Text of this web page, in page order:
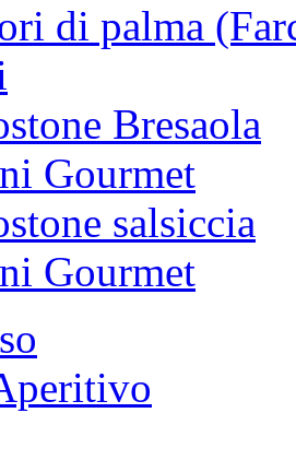
di palma
Bresaola
Gourmet
salsiccia
Gourmet